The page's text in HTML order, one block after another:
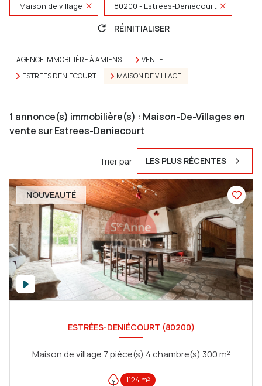
Maison de village 80200 - Estrées-Deniécourt
RÉINITIALISER
AGENCE IMMOBILIÈRE À AMIENS
VENTE
ESTREES DENIECOURT
MAISON DE VILLAGE
1 annonce(s) immobilière(s) : Maison-De-Villages en
vente sur Estrees-Deniecourt
Trier par LES PLUS RÉCENTES
NOUVEAUTÉ
ESTRÉES-DENIÉCOURT (80200)
Maison de village 7 pièce(s) 4 chambre(s) 300 m²
1124 m²